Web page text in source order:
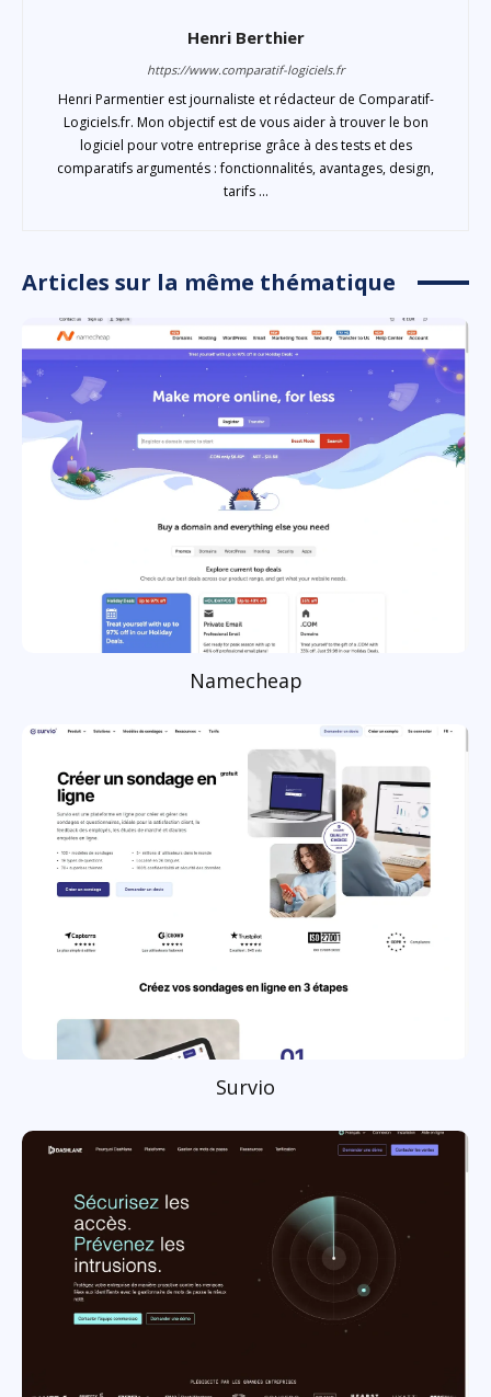
Henri Berthier
https://www.comparatif-logiciels.fr
Henri Parmentier est journaliste et rédacteur de Comparatif-
Logiciels.fr. Mon objectif est de vous aider à trouver le bon
logiciel pour votre entreprise grâce à des tests et des
comparatifs argumentés : fonctionnalités, avantages, design,
tarifs ...
Articles sur la même thématique
Namecheap
Survio